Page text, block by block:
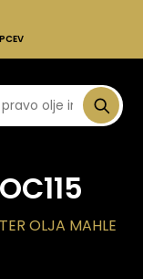
OLJA MAHLE